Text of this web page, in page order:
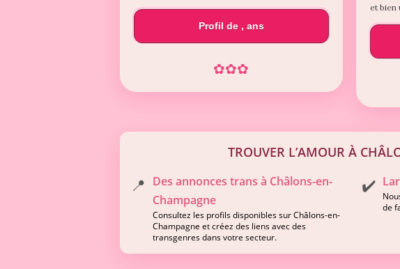
Profil de , ans
✿✿✿
et bien
TROUVER L’AMOUR À
📍 Des annonces trans à Châlons-en-
Champagne
Consultez les profils disponibles sur Châlons-en-
Champagne et créez des liens avec des
transgenres dans votre secteur.
✔️
de